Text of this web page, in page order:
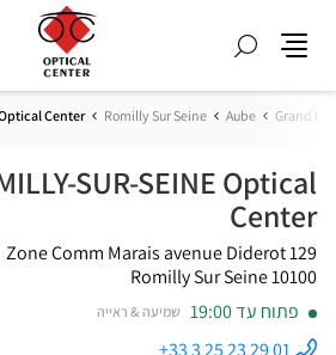
חפש
Grand Est
Aube
Romilly Sur Seine
Center
SUR-SEINE Optical
Center
129 avenue Diderot
Zone Comm Marais
10100 Romilly Sur Seine
פתוח עד 19:00
שמיעה & ראייה
+33 3 25 23 29 01